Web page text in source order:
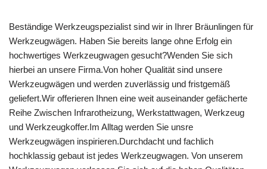
Beständige Werkzeugspezialist sind wir in Ihrer Bräunlingen für
Werkzeugwägen. Haben Sie bereits lange ohne Erfolg ein
hochwertiges Werkzeugwagen gesucht?Wenden Sie sich
hierbei an unsere Firma.Von hoher Qualität sind unsere
Werkzeugwägen und werden zuverlässig und fristgemäß
geliefert.Wir offerieren Ihnen eine weit auseinander gefächerte
Reihe Zwischen Infrarotheizung, Werkstattwagen, Werkzeug
und Werkzeugkoffer.Im Alltag werden Sie unsre
Werkzeugwägen inspirieren.Durchdacht und fachlich
hochklassig gebaut ist jedes Werkzeugwagen. Von unserem